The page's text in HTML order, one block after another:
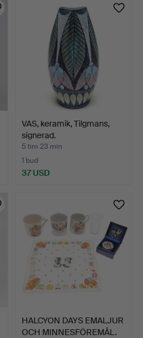
VAS, keramik, Tilgmans,
signerad.
5 tim 23 min
1 bud
37 USD
HALCYON DAYS EMALJUR
OCH MINNESFÖREMÅL.